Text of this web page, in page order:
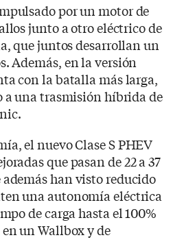
por un motor de
junto a otro eléctrico de
que juntos desarrollan un
Además, en la versión
con la batalla más larga,
a una trasmisión híbrida de
el nuevo Clase S PHEV
que pasan de 22 a 37
han visto reducido
una autonomía eléctrica
de carga hasta el 100%
un Wallbox y de